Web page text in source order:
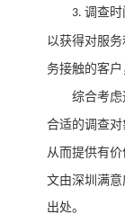
3. 调查时
以获得对服
务接触的客户
综合考
合适的调查对
从而提供有价
文由深圳满意
出处。